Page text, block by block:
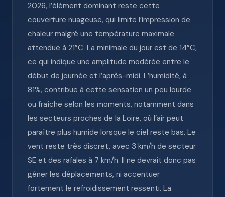
2026, l’élément dominant reste cette
couverture nuageuse, qui limite l’impression de
chaleur malgré une température maximale
attendue à 21°C. La minimale du jour est de 14°C,
ce qui indique une amplitude modérée entre le
début de journée et l’après-midi. L’humidité, à
81%, contribue à cette sensation un peu lourde
ou fraîche selon les moments, notamment dans
les secteurs proches de la Loire, où l’air peut
paraître plus humide lorsque le ciel reste bas. Le
vent reste très discret, avec 3 km/h de secteur
SE et des rafales à 7 km/h. Il ne devrait donc pas
gêner les déplacements, ni accentuer
fortement le refroidissement ressenti. La